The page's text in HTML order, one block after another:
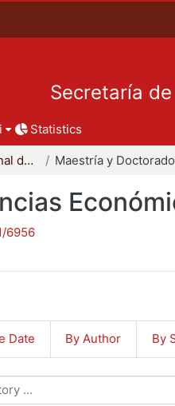
Secretaría
Statistics
Coordinación Divisional de Posgrado
6956
Date By Author By